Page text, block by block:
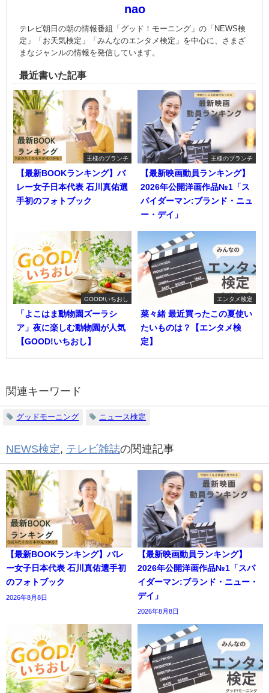
nao
テレビ朝日の朝の情報番組「グッド！モーニング」の「NEWS検
定」「お天気検定」「みんなのエンタメ検定」を中心に、さまざ
まなジャンルの情報を発信しています。
最近書いた記事
王様のブランチ
【最新BOOKランキング】バ
レー女子日本代表 石川真佑選
手初のフォトブック
王様のブランチ
【最新映画動員ランキング】
2026年公開洋画作品№1「ス
パイダーマン:ブランド・ニュ
ー・デイ」
GOOD!いちおし
「よこはま動物園ズーラシ
ア」夜に楽しむ動物園が人気
【GOOD!いちおし】
エンタメ検定
菜々緒 最近買ったこの夏使い
たいものは？【エンタメ検
定】
関連キーワード
グッドモーニング ニュース検定
NEWS検定, テレビ雑誌の関連記事
【最新BOOKランキング】バレ
ー女子日本代表 石川真佑選手初
のフォトブック
2026年8月8日
【最新映画動員ランキング】
2026年公開洋画作品№1「スパ
イダーマン:ブランド・ニュー・
デイ」
2026年8月8日